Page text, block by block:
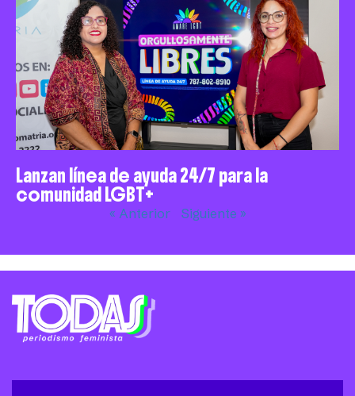
Lanzan línea de ayuda 24/7 para la
comunidad LGBT+
« Anterior Siguiente »